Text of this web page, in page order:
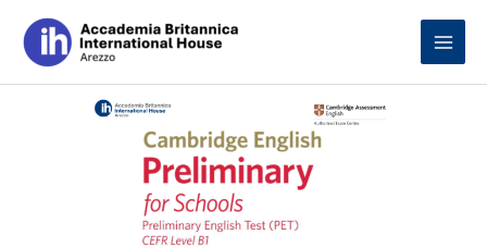
content